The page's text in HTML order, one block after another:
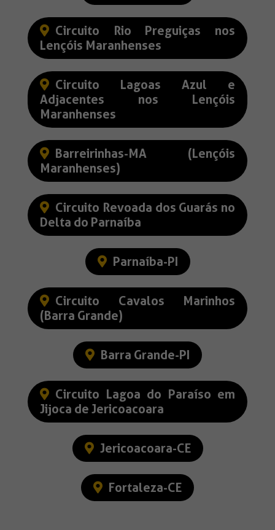
Circuito Rio Preguiças nos
Lençóis Maranhenses
Circuito Lagoas Azul e
Adjacentes nos Lençóis
Maranhenses
Barreirinhas-MA (Lençóis
Maranhenses)
Circuito Revoada dos Guarás no
Delta do Parnaíba
Parnaíba-PI
Circuito Cavalos Marinhos
(Barra Grande)
Barra Grande-PI
Circuito Lagoa do Paraíso em
Jijoca de Jericoacoara
Jericoacoara-CE
Fortaleza-CE